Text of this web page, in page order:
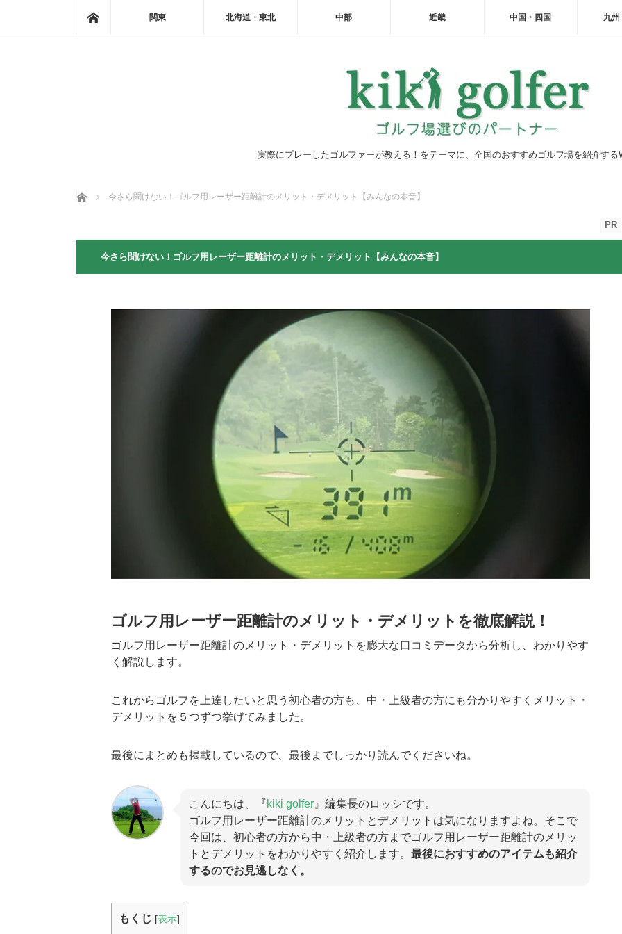
関東 北海道・東北 中部 近畿 中国・四国 九州
実際にプレーしたゴルファーが教える！をテーマに、全国のおすすめゴルフ場を紹介する
ホーム 今さら聞けない！ゴルフ用レーザー距離計のメリット・デメリット【みんなの本音】
PR
今さら聞けない！ゴルフ用レーザー距離計のメリット・デメリット【みんなの本音】
ゴルフ用レーザー距離計のメリット・デメリットを徹底解説！
ゴルフ用レーザー距離計のメリット・デメリットを膨大な口コミデータから分析し、わかりやす
く解説します。
これからゴルフを上達したいと思う初心者の方も、中・上級者の方にも分かりやすくメリット・
デメリットを５つずつ挙げてみました。
最後にまとめも掲載しているので、最後までしっかり読んでくださいね。
こんにちは、『kiki golfer』編集長のロッシです。
ゴルフ用レーザー距離計のメリットとデメリットは気になりますよね。そこで
今回は、初心者の方から中・上級者の方までゴルフ用レーザー距離計のメリッ
トとデメリットをわかりやすく紹介します。 最後におすすめのアイテムも紹介
するのでお見逃しなく。
もくじ [表示]